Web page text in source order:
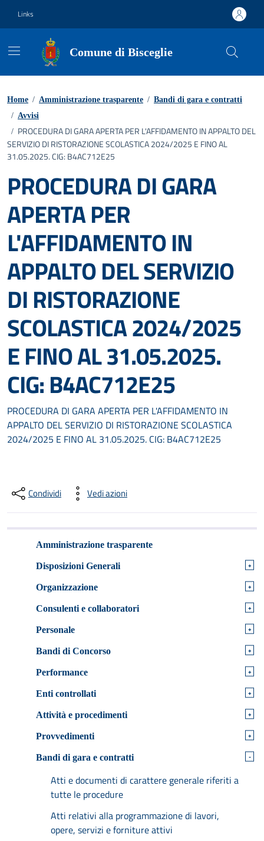
Links
Comune di Bisceglie
Home / Amministrazione trasparente / Bandi di gara e contratti
/ Avvisi
/ PROCEDURA DI GARA APERTA PER L'AFFIDAMENTO IN APPALTO DEL
SERVIZIO DI RISTORAZIONE SCOLASTICA 2024/2025 E FINO AL
31.05.2025. CIG: B4AC712E25
PROCEDURA DI GARA
APERTA PER
L'AFFIDAMENTO IN
APPALTO DEL SERVIZIO
DI RISTORAZIONE
SCOLASTICA 2024/2025
E FINO AL 31.05.2025.
CIG: B4AC712E25
PROCEDURA DI GARA APERTA PER L'AFFIDAMENTO IN
APPALTO DEL SERVIZIO DI RISTORAZIONE SCOLASTICA
2024/2025 E FINO AL 31.05.2025. CIG: B4AC712E25
Condividi Vedi azioni
Amministrazione trasparente
Disposizioni Generali +
Organizzazione +
Consulenti e collaboratori +
Personale +
Bandi di Concorso +
Performance +
Enti controllati +
Attività e procedimenti +
Provvedimenti +
Bandi di gara e contratti -
Atti e documenti di carattere generale riferiti a
tutte le procedure
Atti relativi alla programmazione di lavori,
opere, servizi e forniture attivi